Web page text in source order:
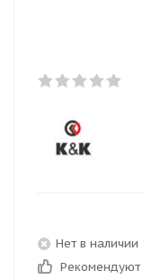
Нет в наличии
Рекомендуют